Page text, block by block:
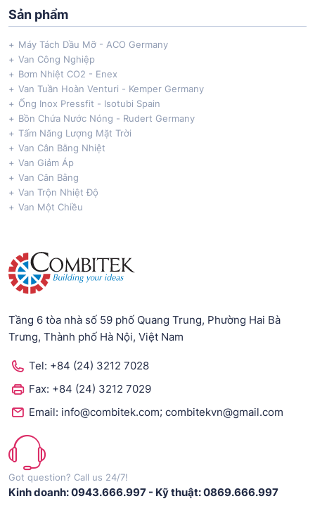
Sản phẩm
Máy Tách Dầu Mỡ - ACO Germany
Van Công Nghiệp
Bơm Nhiệt CO2 - Enex
Van Tuần Hoàn Venturi - Kemper Germany
Ống Inox Pressfit - Isotubi Spain
Bồn Chứa Nước Nóng - Rudert Germany
Tấm Năng Lượng Mặt Trời
Van Cân Bằng Nhiệt
Van Giảm Áp
Van Cân Bằng
Van Trộn Nhiệt Độ
Van Một Chiều
Tầng 6 tòa nhà số 59 phố Quang Trung, Phường Hai Bà
Trưng, Thành phố Hà Nội, Việt Nam
Tel: +84 (24) 3212 7028
Fax: +84 (24) 3212 7029
Email: info@combitek.com; combitekvn@gmail.com
Got question? Call us 24/7!
Kinh doanh: 0943.666.997 - Kỹ thuật: 0869.666.997